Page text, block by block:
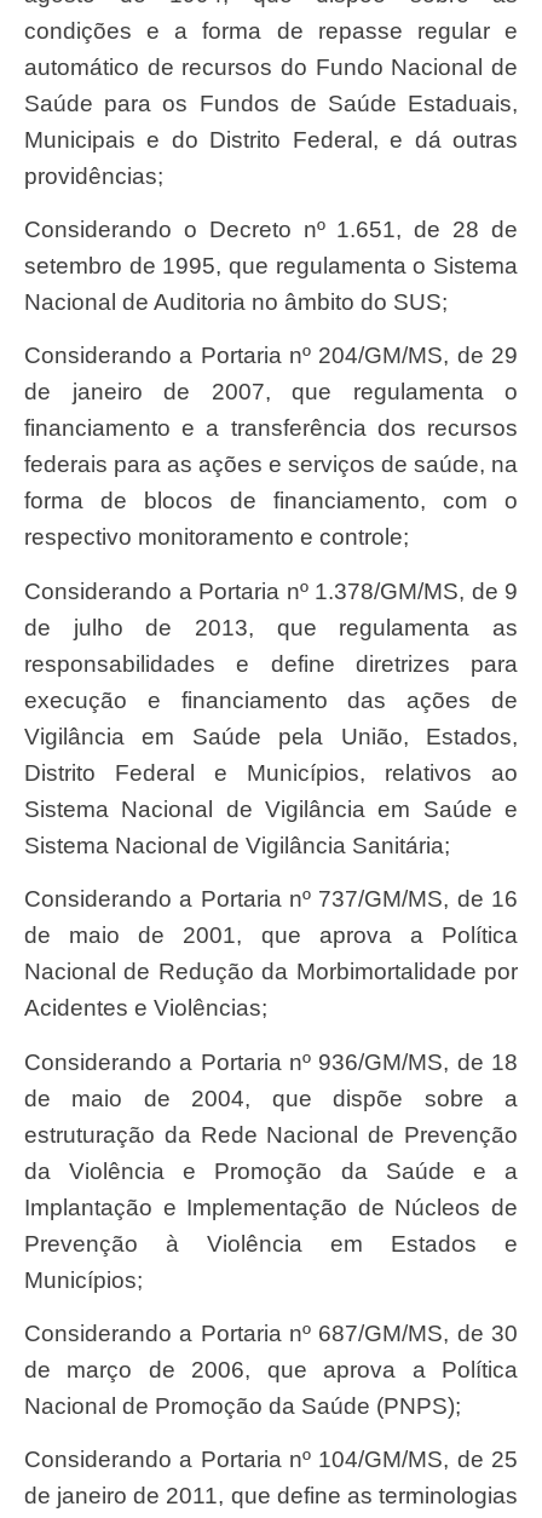
condições e a forma de repasse regular e
automático de recursos do Fundo Nacional de
Saúde para os Fundos de Saúde Estaduais,
Municipais e do Distrito Federal, e dá outras
providências;
Considerando o Decreto nº 1.651, de 28 de
setembro de 1995, que regulamenta o Sistema
Nacional de Auditoria no âmbito do SUS;
Considerando a Portaria nº 204/GM/MS, de 29
de janeiro de 2007, que regulamenta o
financiamento e a transferência dos recursos
federais para as ações e serviços de saúde, na
forma de blocos de financiamento, com o
respectivo monitoramento e controle;
Considerando a Portaria nº 1.378/GM/MS, de 9
de julho de 2013, que regulamenta as
responsabilidades e define diretrizes para
execução e financiamento das ações de
Vigilância em Saúde pela União, Estados,
Distrito Federal e Municípios, relativos ao
Sistema Nacional de Vigilância em Saúde e
Sistema Nacional de Vigilância Sanitária;
Considerando a Portaria nº 737/GM/MS, de 16
de maio de 2001, que aprova a Política
Nacional de Redução da Morbimortalidade por
Acidentes e Violências;
Considerando a Portaria nº 936/GM/MS, de 18
de maio de 2004, que dispõe sobre a
estruturação da Rede Nacional de Prevenção
da Violência e Promoção da Saúde e a
Implantação e Implementação de Núcleos de
Prevenção à Violência em Estados e
Municípios;
Considerando a Portaria nº 687/GM/MS, de 30
de março de 2006, que aprova a Política
Nacional de Promoção da Saúde (PNPS);
Considerando a Portaria nº 104/GM/MS, de 25
de janeiro de 2011, que define as terminologias